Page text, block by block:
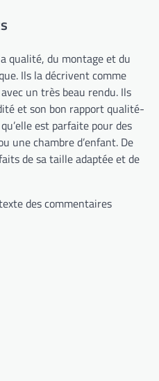
qualité, du montage et du
Ils la décrivent comme
un très beau rendu. Ils
et son bon rapport qualité-
est parfaite pour des
une chambre d’enfant. De
de sa taille adaptée et de
des commentaires